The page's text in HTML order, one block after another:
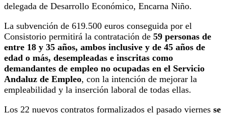
delegada de Desarrollo Económico, Encarna Niño.
La subvención de 619.500 euros conseguida por el
Consistorio permitirá la contratación de 59 personas de
entre 18 y 35 años, ambos inclusive y de 45 años de
edad o más, desempleadas e inscritas como
demandantes de empleo no ocupadas en el Servicio
Andaluz de Empleo, con la intención de mejorar la
empleabilidad y la inserción laboral de todas ellas.
Los 22 nuevos contratos formalizados el pasado viernes se